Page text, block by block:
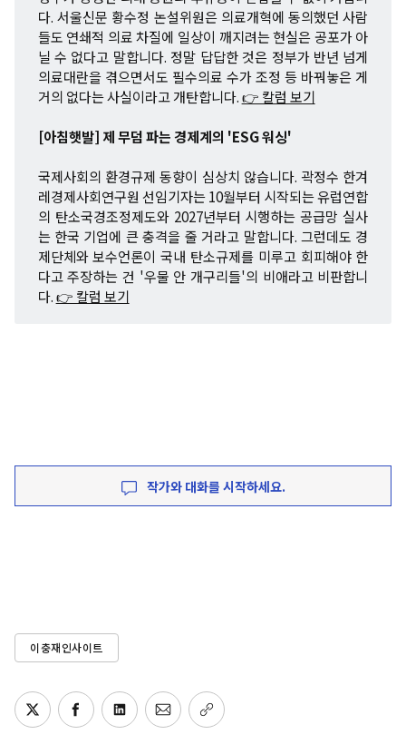
다. 서울신문 황수정 논설위원은 의료개혁에 동의했던 사람
들도 연쇄적 의료 차질에 일상이 깨지려는 현실은 공포가 아
닐 수 없다고 말합니다. 정말 답답한 것은 정부가 반년 넘게
의료대란을 겪으면서도 필수의료 수가 조정 등 바꿔놓은 게
거의 없다는 사실이라고 개탄합니다.👉 칼럼 보기
[아침햇발] 제 무덤 파는 경제계의 'ESG 워싱'
국제사회의 환경규제 동향이 심상치 않습니다. 곽정수 한겨
레경제사회연구원 선임기자는 10월부터 시작되는 유럽연합
의 탄소국경조정제도와 2027년부터 시행하는 공급망 실사
는 한국 기업에 큰 충격을 줄 거라고 말합니다. 그런데도 경
제단체와 보수언론이 국내 탄소규제를 미루고 회피해야 한
다고 주장하는 건 '우물 안 개구리들'의 비애라고 비판합니
다.👉 칼럼 보기
작가와 대화를 시작하세요.
이충재인사이트